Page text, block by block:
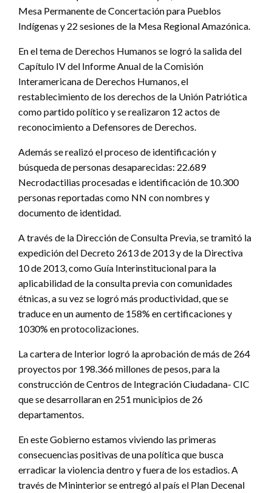
Mesa Permanente de Concertación para Pueblos
Indígenas y 22 sesiones de la Mesa Regional Amazónica.
En el tema de Derechos Humanos se logró la salida del
Capítulo IV del Informe Anual de la Comisión
Interamericana de Derechos Humanos, el
restablecimiento de los derechos de la Unión Patriótica
como partido político y se realizaron 12 actos de
reconocimiento a Defensores de Derechos.
Además se realizó el proceso de identificación y
búsqueda de personas desaparecidas: 22.689
Necrodactilias procesadas e identificación de 10.300
personas reportadas como NN con nombres y
documento de identidad.
A través de la Dirección de Consulta Previa, se tramitó la
expedición del Decreto 2613 de 2013 y de la Directiva
10 de 2013, como Guía Interinstitucional para la
aplicabilidad de la consulta previa con comunidades
étnicas, a su vez se logró más productividad, que se
traduce en un aumento de 158% en certificaciones y
1030% en protocolizaciones.
La cartera de Interior logró la aprobación de más de 264
proyectos por 198.366 millones de pesos, para la
construcción de Centros de Integración Ciudadana- CIC
que se desarrollaran en 251 municipios de 26
departamentos.
En este Gobierno estamos viviendo las primeras
consecuencias positivas de una política que busca
erradicar la violencia dentro y fuera de los estadios. A
través de Mininterior se entregó al país el Plan Decenal